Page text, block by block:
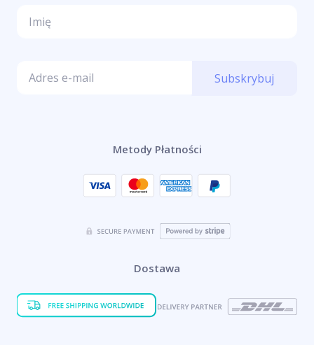
Subskrybuj
Metody Płatności
Dostawa